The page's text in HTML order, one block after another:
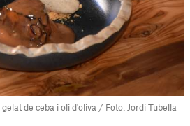
de ceba i oli d'oliva / Foto: Jordi Tubella